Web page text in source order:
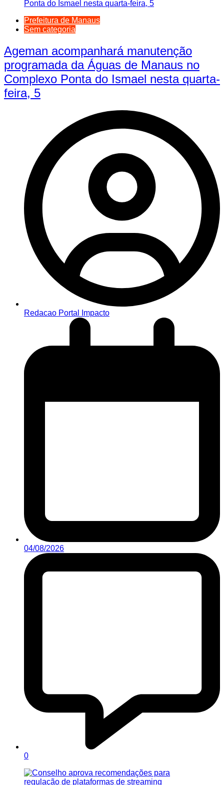
Prefeitura de Manaus
Sem categoria
Ageman acompanhará manutenção
programada da Águas de Manaus no
Complexo Ponta do Ismael nesta quarta-
feira, 5
Redacao Portal Impacto
04/08/2026
0